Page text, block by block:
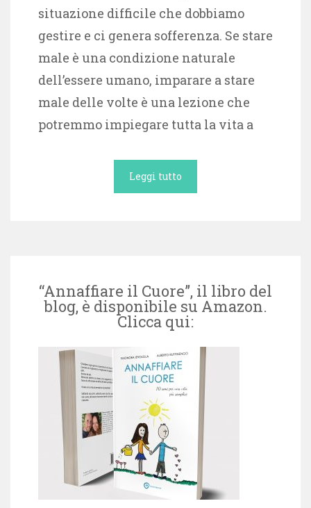
situazione difficile che dobbiamo
gestire e ci genera sofferenza. Se stare
male è una condizione naturale
dell’essere umano, imparare a stare
male delle volte è una lezione che
potremmo impiegare tutta la vita a
Leggi tutto
“Annaffiare il Cuore”, il libro del
blog, è disponibile su Amazon.
Clicca qui: